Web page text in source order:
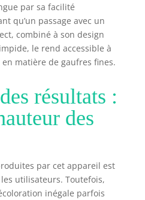
par sa facilité
qu’un passage avec un
combiné à son design
le rend accessible à
matière de gaufres fines.
résultats :
des
par cet appareil est
utilisateurs. Toutefois,
inégale parfois